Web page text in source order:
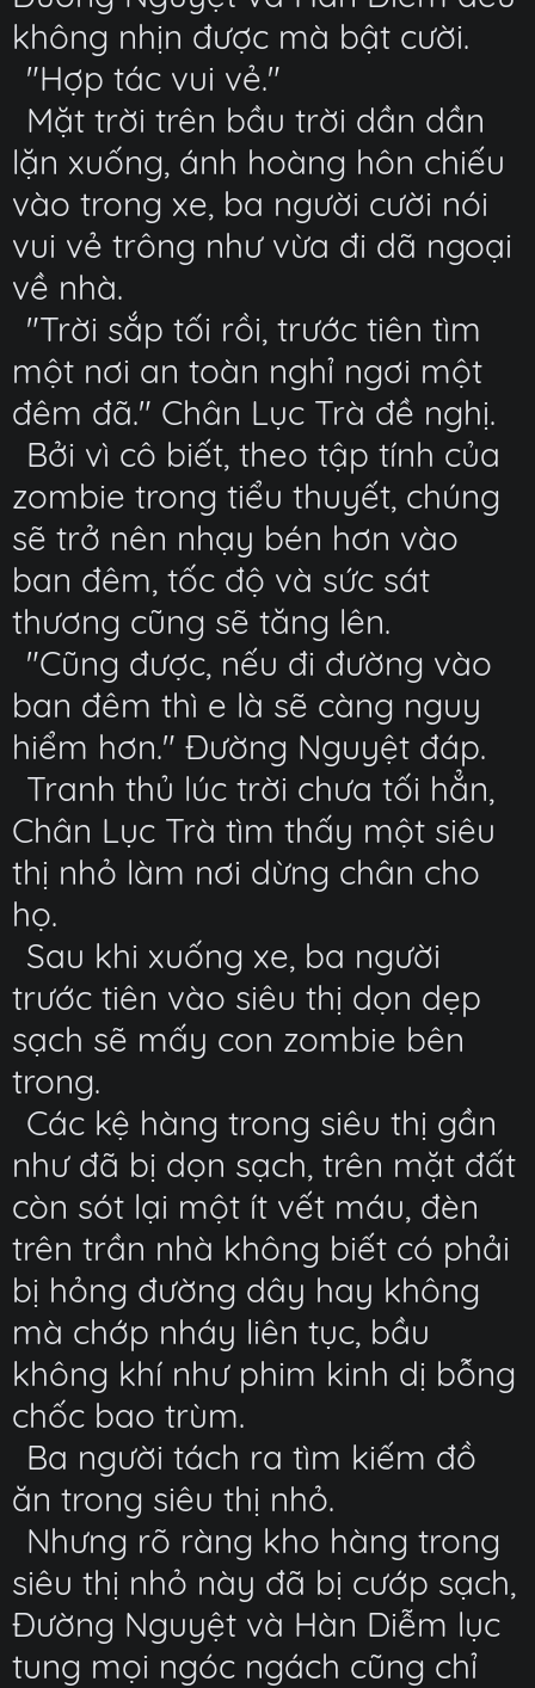
không nhịn được mà bật cười.
"Hợp tác vui vẻ."
Mặt trời trên bầu trời dần dần
lặn xuống, ánh hoàng hôn chiếu
vào trong xe, ba người cười nói
vui vẻ trông như vừa đi dã ngoại
về nhà.
"Trời sắp tối rồi, trước tiên tìm
một nơi an toàn nghỉ ngơi một
đêm đã." Chân Lục Trà đề nghị.
Bởi vì cô biết, theo tập tính của
zombie trong tiểu thuyết, chúng
sẽ trở nên nhạy bén hơn vào
ban đêm, tốc độ và sức sát
thương cũng sẽ tăng lên.
"Cũng được, nếu đi đường vào
ban đêm thì e là sẽ càng nguy
hiểm hơn." Đường Nguyệt đáp.
Tranh thủ lúc trời chưa tối hẳn,
Chân Lục Trà tìm thấy một siêu
thị nhỏ làm nơi dừng chân cho
họ.
Sau khi xuống xe, ba người
trước tiên vào siêu thị dọn dẹp
sạch sẽ mấy con zombie bên
trong.
Các kệ hàng trong siêu thị gần
như đã bị dọn sạch, trên mặt đất
còn sót lại một ít vết máu, đèn
trên trần nhà không biết có phải
bị hỏng đường dây hay không
mà chớp nháy liên tục, bầu
không khí như phim kinh dị bỗng
chốc bao trùm.
Ba người tách ra tìm kiếm đồ
ăn trong siêu thị nhỏ.
Nhưng rõ ràng kho hàng trong
siêu thị nhỏ này đã bị cướp sạch,
Đường Nguyệt và Hàn Diễm lục
tung mọi ngóc ngách cũng chỉ